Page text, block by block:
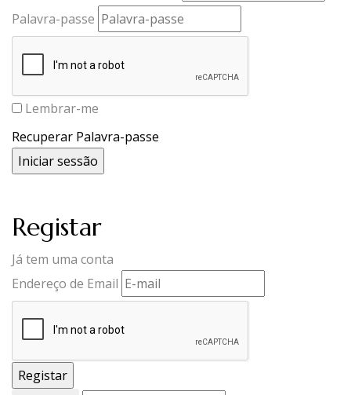
Palavra-passe
Lembrar-me
Recuperar Palavra-passe
Registar
Já tem uma conta
Endereço de Email